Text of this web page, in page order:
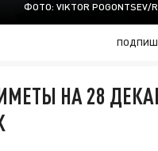
ФОТО: VIKTOR POGONTSEV/
НА 28